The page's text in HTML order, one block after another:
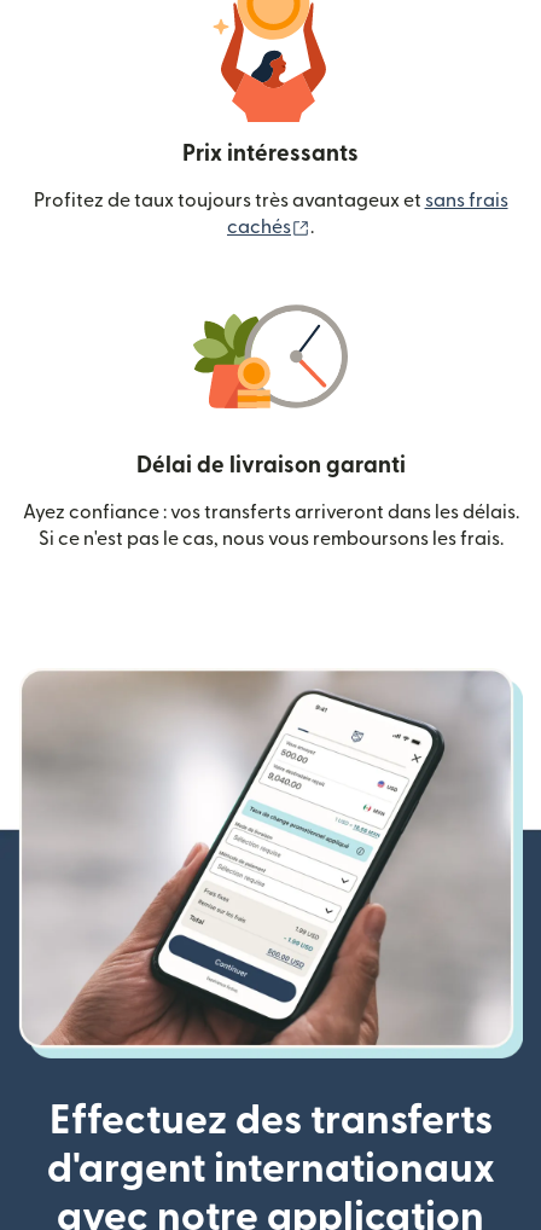
Prix intéressants
Profitez de taux toujours très avantageux et sans frais
cachés
.
Délai de livraison garanti
Ayez confiance : vos transferts arriveront dans les délais.
Si ce n'est pas le cas, nous vous remboursons les frais.
Effectuez des transferts
d'argent internationaux
avec notre application